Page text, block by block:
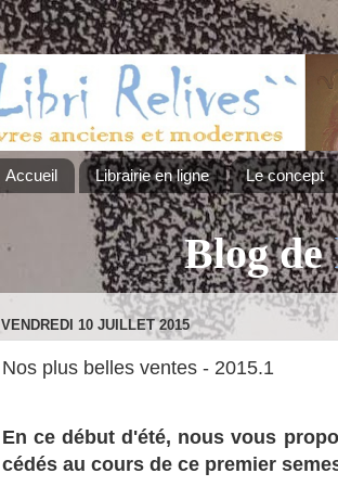
Accueil Librairie en ligne Le concept
Blog de
VENDREDI 10 JUILLET 2015
Nos plus belles ventes - 2015.1
En ce début d'été, nous vous
cédés au cours de ce premier